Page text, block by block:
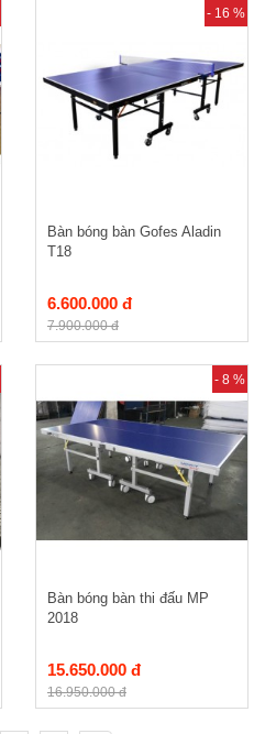
- 16 %
Bàn bóng bàn Gofes Aladin
T18
6.600.000 đ
7.900.000 đ
- 8 %
Bàn bóng bàn thi đấu MP
2018
15.650.000 đ
16.950.000 đ